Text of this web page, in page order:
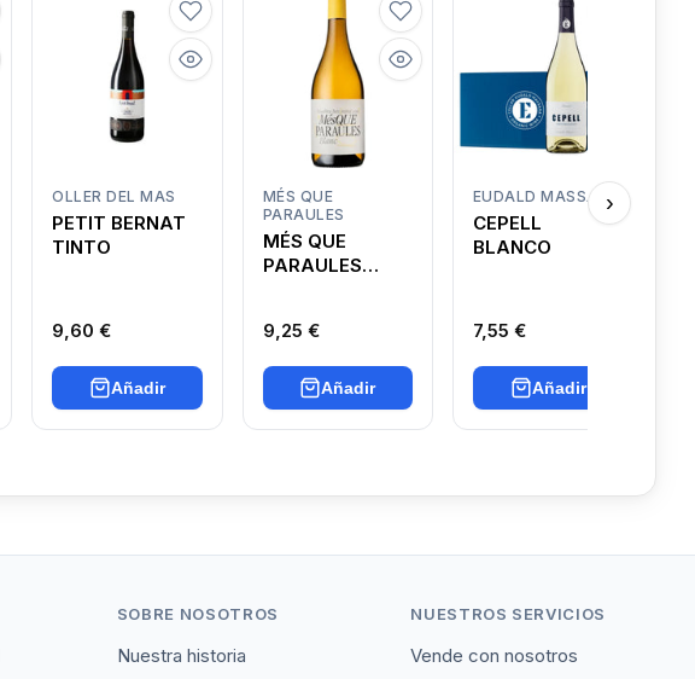
OLLER DEL MAS
PETIT BERNAT
TINTO
9,60 €
Añadir
MÉS QUE
PARAULES
MÉS QUE
PARAULES
9,25 €
Añadir
EUDALD MASSANA
CEPELL
BLANCO
7,55 €
Añadir
›
SOBRE NOSOTROS
Nuestra historia
NUESTROS SERVICIOS
Vende con nosotros